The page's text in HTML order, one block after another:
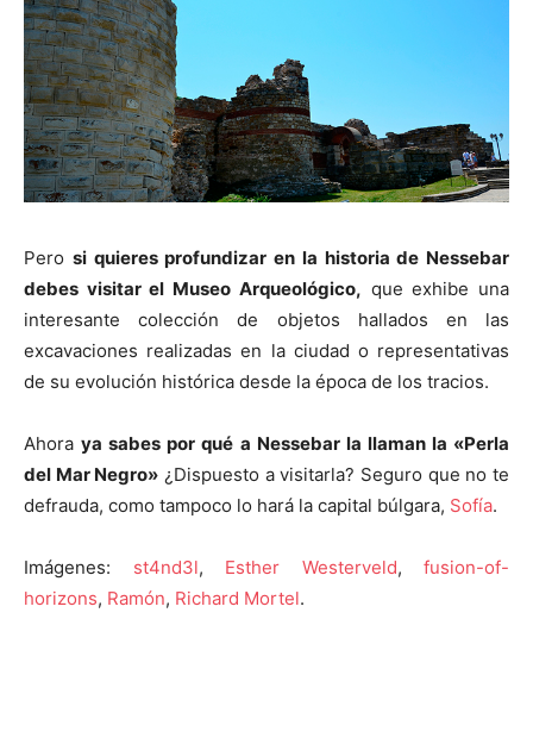
Pero si quieres profundizar en la historia de Nessebar
debes visitar el Museo Arqueológico, que exhibe una
interesante colección de objetos hallados en las
excavaciones realizadas en la ciudad o representativas
de su evolución histórica desde la época de los tracios.
Ahoraya sabes por qué a Nessebar la llaman la «Perla
del Mar Negro» ¿Dispuesto a visitarla? Seguro que no te
defrauda, como tampoco lo hará la capital búlgara, Sofía.
Imágenes: st4nd3l, Esther Westerveld, fusion-of-
horizons, Ramón, Richard Mortel.